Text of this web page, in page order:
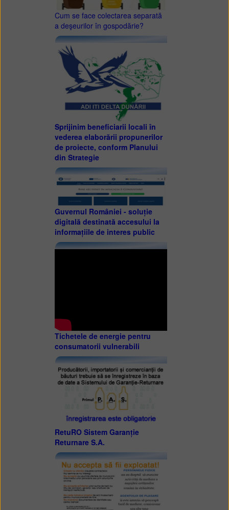
Cum se face colectarea separată
a deşeurilor în gospodărie?
Sprijinim beneficiarii locali în
vederea elaborării propunerilor
de proiecte, conform Planului
din Strategie
Guvernul României - soluție
digitală destinată accesului la
informațiile de interes public
Tichetele de energie pentru
consumatorii vulnerabili
RetuRO Sistem Garanție
Returnare S.A.